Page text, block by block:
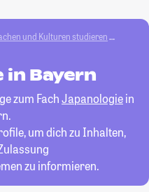
und Kulturen studieren
in Bayern
zum FachJapanologiein
um dich zu Inhalten,
zu informieren.